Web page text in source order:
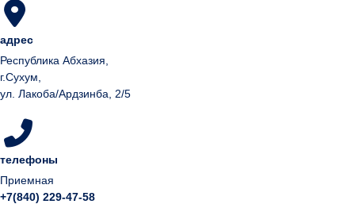
адрес
Республика Абхазия,
г.Сухум,
ул. Лакоба/Ардзинба, 2/5
телефоны
Приемная
+7(840) 229-47-58